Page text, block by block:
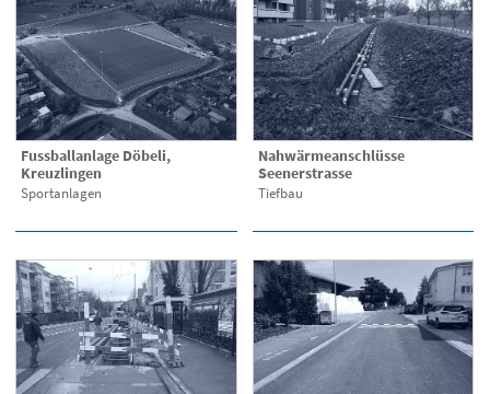
Fussballanlage Döbeli,
Kreuzlingen
Sportanlagen
Nahwärmeanschlüsse
Seenerstrasse
Tiefbau